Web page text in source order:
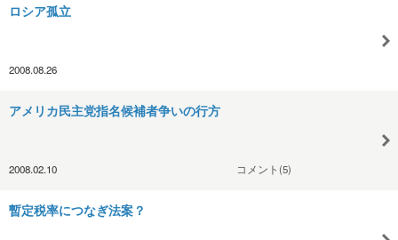
ロシア孤立
2008.08.26
アメリカ民主党指名候補者争いの行方
2008.02.10 コメント(5)
暫定税率につなぎ法案？